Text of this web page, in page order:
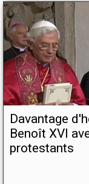
Davantage
Benoît XVI
protestants